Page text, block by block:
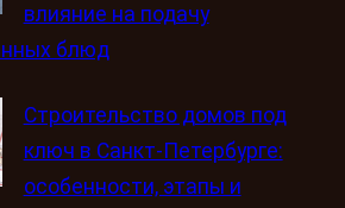
влияние на подачу
блюд
Строительство домов под
ключ в Санкт-Петербурге:
особенности, этапы и